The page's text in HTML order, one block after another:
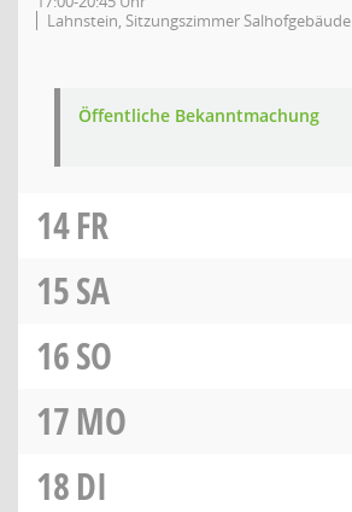
Lahnstein, Sitzungszimmer Salhofgebäude
Öffentliche Bekanntmachung
14FR
15SA
16SO
17MO
18DI